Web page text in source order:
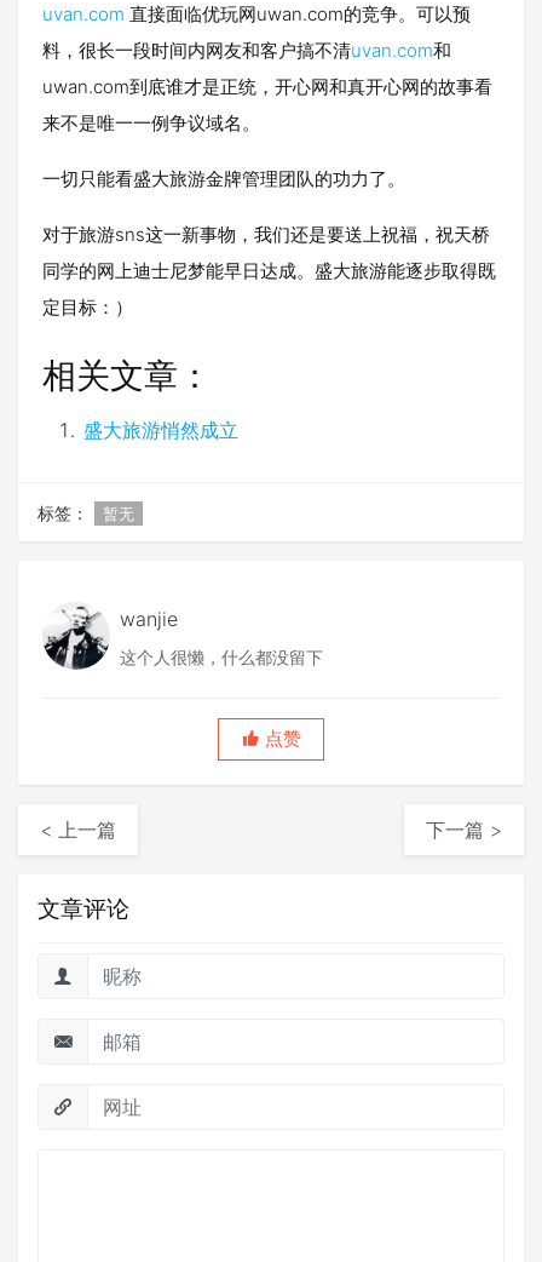
uvan.com 直接面临优玩网uwan.com的竞争。可以预
料，很长一段时间内网友和客户搞不清uvan.com和
uwan.com到底谁才是正统，开心网和真开心网的故事看
来不是唯一一例争议域名。
一切只能看盛大旅游金牌管理团队的功力了。
对于旅游sns这一新事物，我们还是要送上祝福，祝天桥
同学的网上迪士尼梦能早日达成。盛大旅游能逐步取得既
定目标：）
相关文章：
盛大旅游悄然成立
标签： 暂无
wanjie
这个人很懒，什么都没留下
点赞
< 上一篇 下一篇 >
文章评论